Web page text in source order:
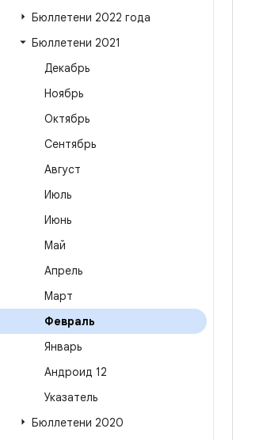
Бюллетени 2022 года
Бюллетени 2021
Декабрь
Ноябрь
Октябрь
Сентябрь
Август
Июль
Июнь
Май
Апрель
Март
Февраль
Январь
Андроид 12
Указатель
Бюллетени 2020